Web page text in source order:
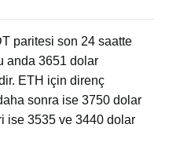
paritesi son 24 saatte
anda 3651 dolar
ETH için direnç
sonra ise 3750 dolar
ise 3535 ve 3440 dolar